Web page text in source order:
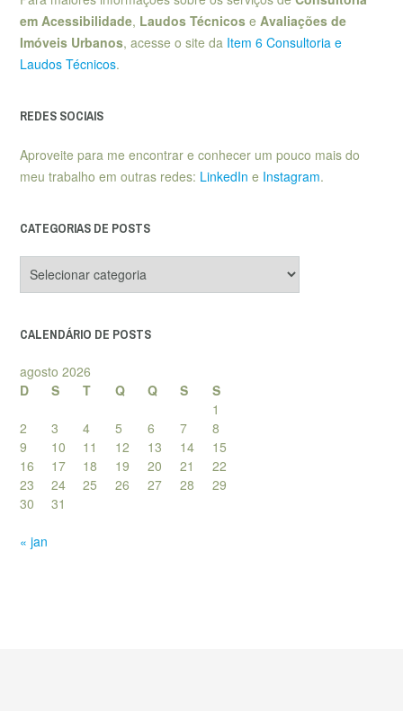
em Acessibilidade, Laudos Técnicos e Avaliações de
Imóveis Urbanos, acesse o site da Item 6 Consultoria e
Laudos Técnicos.
REDES SOCIAIS
Aproveite para me encontrar e conhecer um pouco mais do
meu trabalho em outras redes: LinkedIn e Instagram.
CATEGORIAS DE POSTS
de
CALENDÁRIO DE POSTS
agosto 2026
D
S T Q Q S
S
1
2
3 4 5 6 7
8
9
10 11 12 13 14
15
16
17 18 19 20 21
22
23
24 25 26 27 28
29
30
31
« jan